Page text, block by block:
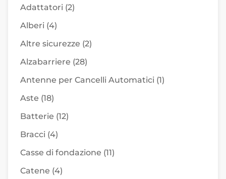
Adattatori (2)
Alberi (4)
Altre sicurezze (2)
Alzabarriere (28)
Antenne per Cancelli Automatici (1)
Aste (18)
Batterie (12)
Bracci (4)
Casse di fondazione (11)
Catene (4)